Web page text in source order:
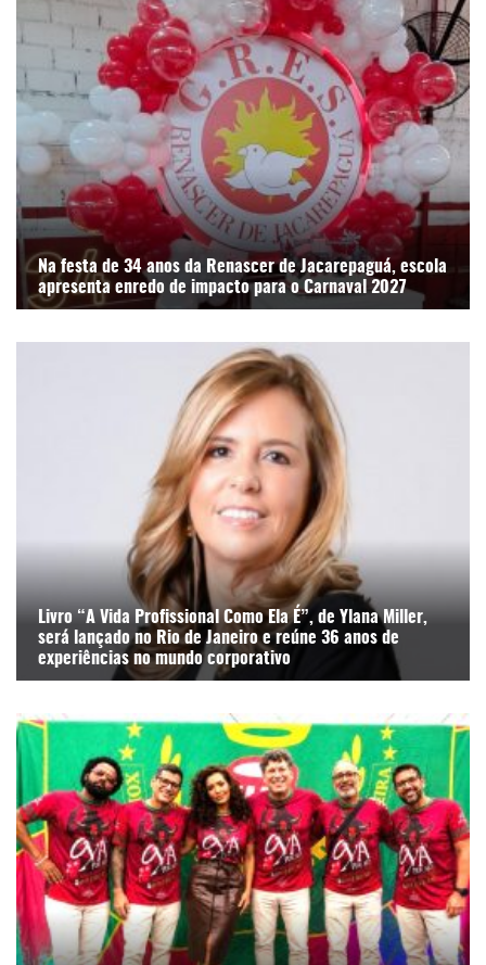
Na festa de 34 anos da Renascer de Jacarepaguá, escola
apresenta enredo de impacto para o Carnaval 2027
Livro “A Vida Profissional Como Ela É”, de Ylana Miller,
será lançado no Rio de Janeiro e reúne 36 anos de
experiências no mundo corporativo